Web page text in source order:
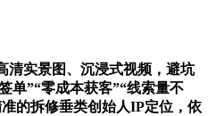
实景图、沉浸式视频，避坑
”“零成本获客”“线索量不
的拆修垂类创始人IP定位，依